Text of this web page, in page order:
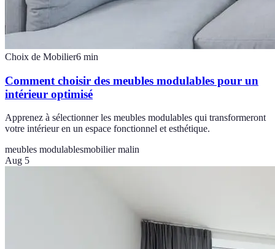
Choix de Mobilier6 min
Comment choisir des meubles modulables pour un
intérieur optimisé
Apprenez à sélectionner les meubles modulables qui transformeront
votre intérieur en un espace fonctionnel et esthétique.
meubles modulablesmobilier malin
Aug 5